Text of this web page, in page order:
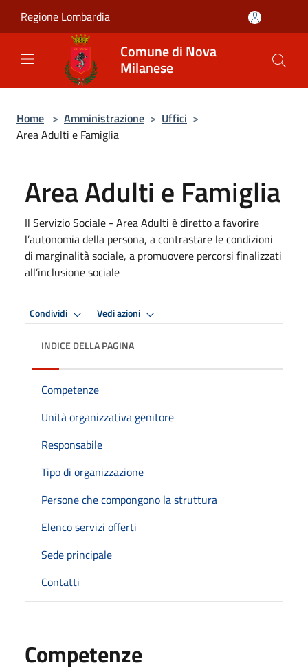
Regione Lombardia
Comune di Nova
Milanese
Home > Amministrazione > Uffici >
Area Adulti e Famiglia
Area Adulti e Famiglia
Il Servizio Sociale - Area Adulti è diretto a favorire
l’autonomia della persona, a contrastare le condizioni
di marginalità sociale, a promuovere percorsi finalizzati
all’inclusione sociale
Condividi Vedi azioni
INDICE DELLA PAGINA
Competenze
Unità organizzativa genitore
Responsabile
Tipo di organizzazione
Persone che compongono la struttura
Elenco servizi offerti
Sede principale
Contatti
Competenze